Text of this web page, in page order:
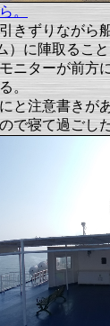
。
きずりながら
）に陣取るこ
ニターが前方
。
と注意書きが
で寝て過ごし